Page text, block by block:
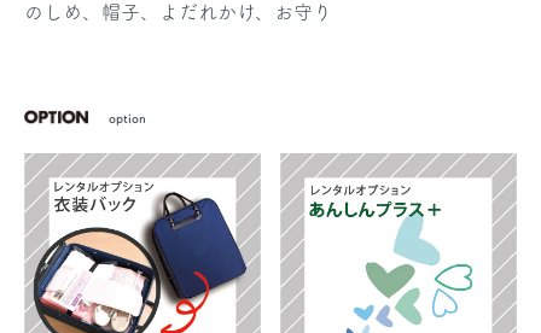
のしめ、帽子、よだれかけ、お守り
option